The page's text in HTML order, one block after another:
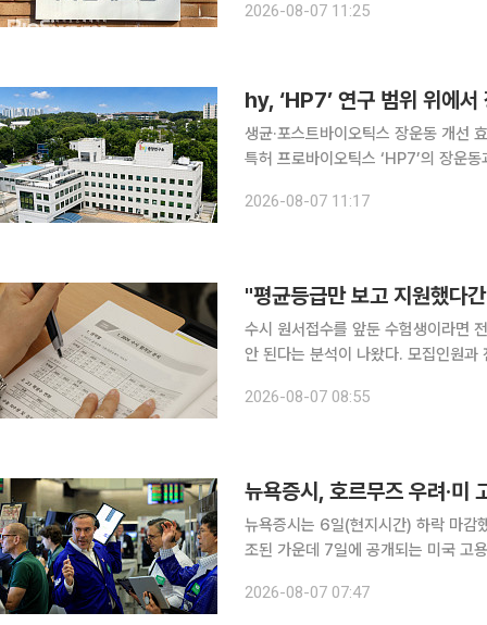
이다. 이번 실적에는 올해 1분기 중 체
2026-08-07 11:25
hy, ‘HP7’ 연구 범위 위에
생균·포스트바이오틱스 장운동 개선
특허 프로바이오틱스 ‘HP7’의 장운
일곱 번째다. HP7은 hy가 김치에서
2026-08-07 11:17
"평균등급만 보고 지원했다
수시 원서접수를 앞둔 수험생이라면
안 된다는 분석이 나왔다. 모집인원
전 점검할 입결 분석 포인트'를 통해
2026-08-07 08:55
뉴욕증시는 6일(현지시간) 하락 마감
조된 가운데 7일에 공개되는 미국 고용
5만3885.10에 마무리했다.
2026-08-07 07:47